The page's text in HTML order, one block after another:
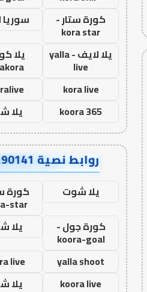
كورة ستار -
kora star
يلا لايف - yalla
live
يلا
kora live
koora 365
يلا
روابط نصية AA90141
يلا شوت كورة
star
كورة جول -
koora-goal
يلا
yalla shoot
live
koora live
يلا